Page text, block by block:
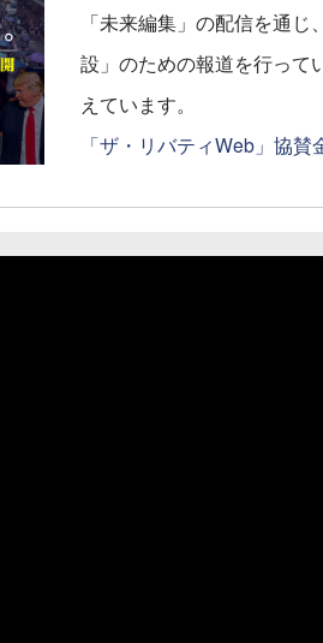
「未来編集」の配信を通じ
設」のための報道を行って
えています。
「ザ・リバティWeb」協賛